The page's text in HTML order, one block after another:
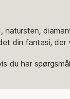
din fantasi, der
du har